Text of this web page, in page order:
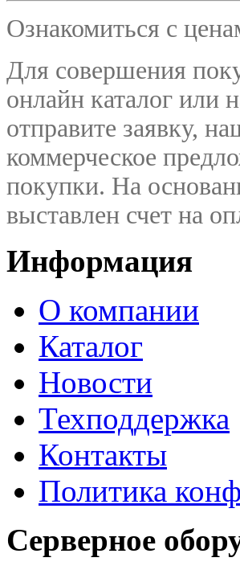
Ознакомиться с
Для совершения
онлайн каталог или
отправите заявку,
коммерческое
покупки. На
выставлен счет на
Информация
О компании
Каталог
Новости
Техподдержка
Контакты
Политика
Серверное